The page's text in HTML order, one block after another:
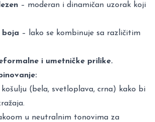
– moderan i dinamičan uzorak koji
boja – lako se kombinuje sa različitim
i umetničke prilike.
(bela, svetloplava, crna) kako bi
u neutralnim tonovima za